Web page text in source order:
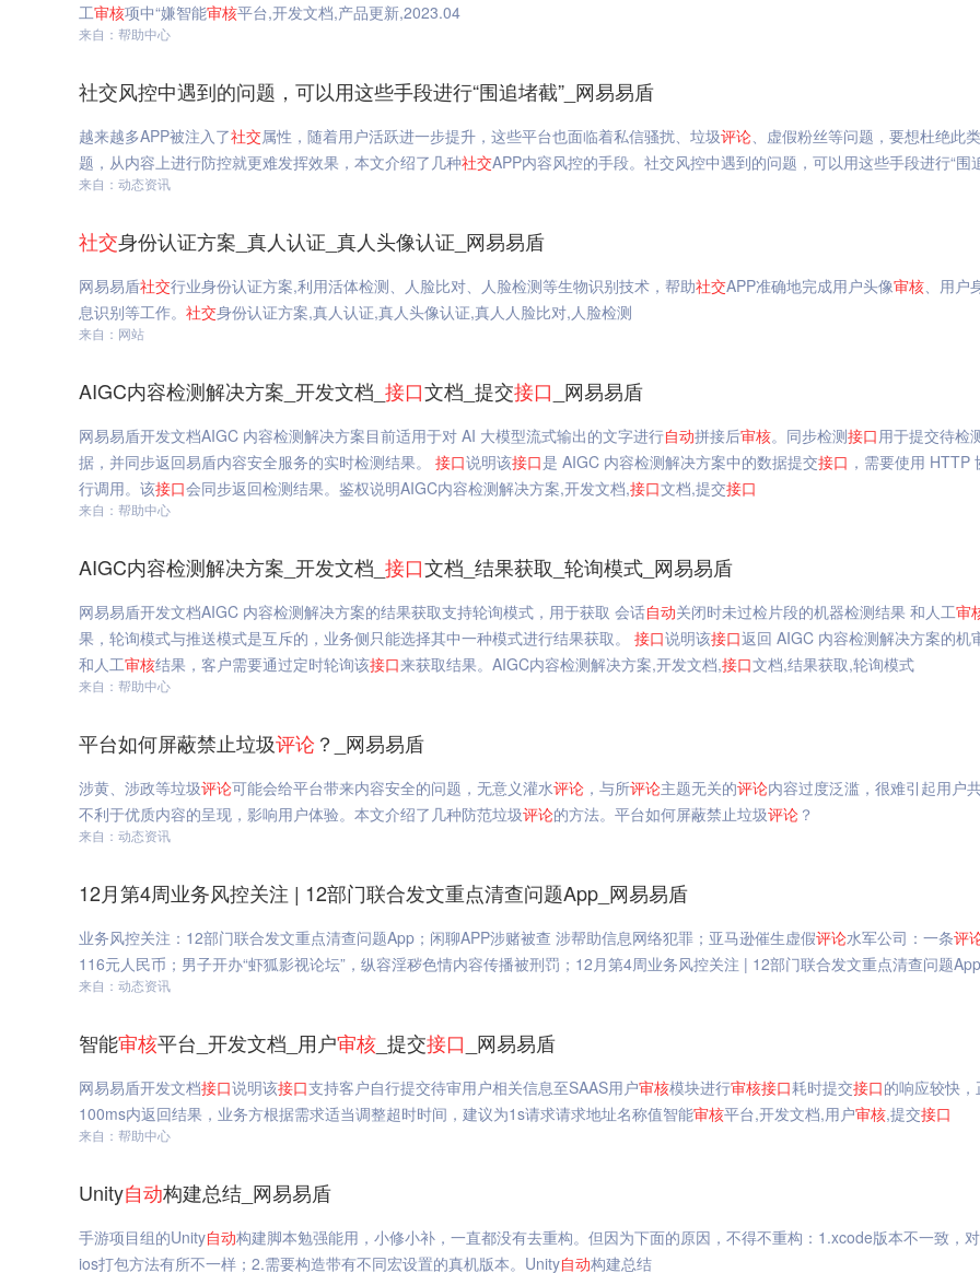
工审核项中“嫌智能审核平台,开发文档,产品更新,2023.04
来自：帮助中心
社交风控中遇到的问题，可以用这些手段进行“围追堵截”_网易易盾
越来越多APP被注入了社交属性，随着用户活跃进一步提升，这些平台也面临着私信骚扰、垃圾评论、虚假粉丝等问题，要想杜绝此
题，从内容上进行防控就更难发挥效果，本文介绍了几种社交APP内容风控的手段。社交风控中遇到的问题，可以用这些手段进行“围
来自：动态资讯
社交身份认证方案_真人认证_真人头像认证_网易易盾
网易易盾社交行业身份认证方案,利用活体检测、人脸比对、人脸检测等生物识别技术，帮助社交APP准确地完成用户头像审核、用户
息识别等工作。 社交身份认证方案,真人认证,真人头像认证,真人人脸比对,人脸检测
来自：网站
AIGC内容检测解决方案_开发文档_ 接口文档_提交接口 _网易易盾
网易易盾开发文档AIGC 内容检测解决方案目前适用于对 AI 大模型流式输出的文字进行自动拼接后审核。同步检测接口用于提交待检
据，并同步返回易盾内容安全服务的实时检测结果。 接口说明该接口是 AIGC 内容检测解决方案中的数据提交接口 ，需要使用 HTTP
行调用。该接口会同步返回检测结果。鉴权说明AIGC内容检测解决方案,开发文档,接口文档,提交接口
来自：帮助中心
AIGC内容检测解决方案_开发文档_ 接口文档_结果获取_轮询模式_网易易盾
网易易盾开发文档AIGC 内容检测解决方案的结果获取支持轮询模式，用于获取 会话自动关闭时未过检片段的机器检测结果 和人工审
果，轮询模式与推送模式是互斥的，业务侧只能选择其中一种模式进行结果获取。 接口说明该接口返回 AIGC 内容检测解决方案的机
和人工审核结果，客户需要通过定时轮询该接口来获取结果。AIGC内容检测解决方案,开发文档,接口文档,结果获取,轮询模式
来自：帮助中心
平台如何屏蔽禁止垃圾评论 ？_网易易盾
涉黄、涉政等垃圾评论可能会给平台带来内容安全的问题，无意义灌水评论 ，与所评论主题无关的评论内容过度泛滥，很难引起用户
不利于优质内容的呈现，影响用户体验。本文介绍了几种防范垃圾评论的方法。平台如何屏蔽禁止垃圾评论 ？
来自：动态资讯
12月第4周业务风控关注 | 12部门联合发文重点清查问题App_网易易盾
业务风控关注：12部门联合发文重点清查问题App；闲聊APP涉赌被查 涉帮助信息网络犯罪；亚马逊催生虚假评论水军公司：一条评
116元人民币；男子开办“虾狐影视论坛”，纵容淫秽色情内容传播被刑罚；12月第4周业务风控关注 | 12部门联合发文重点清查问题App
来自：动态资讯
智能审核平台_开发文档_用户审核 _提交接口 _网易易盾
网易易盾开发文档接口说明该接口支持客户自行提交待审用户相关信息至SAAS用户审核模块进行审核接口耗时提交接口的响应较快，
100ms内返回结果，业务方根据需求适当调整超时时间，建议为1s请求请求地址名称值智能审核平台,开发文档,用户审核,提交接口
来自：帮助中心
Unity自动构建总结_网易易盾
手游项目组的Unity自动构建脚本勉强能用，小修小补，一直都没有去重构。但因为下面的原因，不得不重构：1.xcode版本不一致，
ios打包方法有所不一样；2.需要构造带有不同宏设置的真机版本。Unity自动构建总结